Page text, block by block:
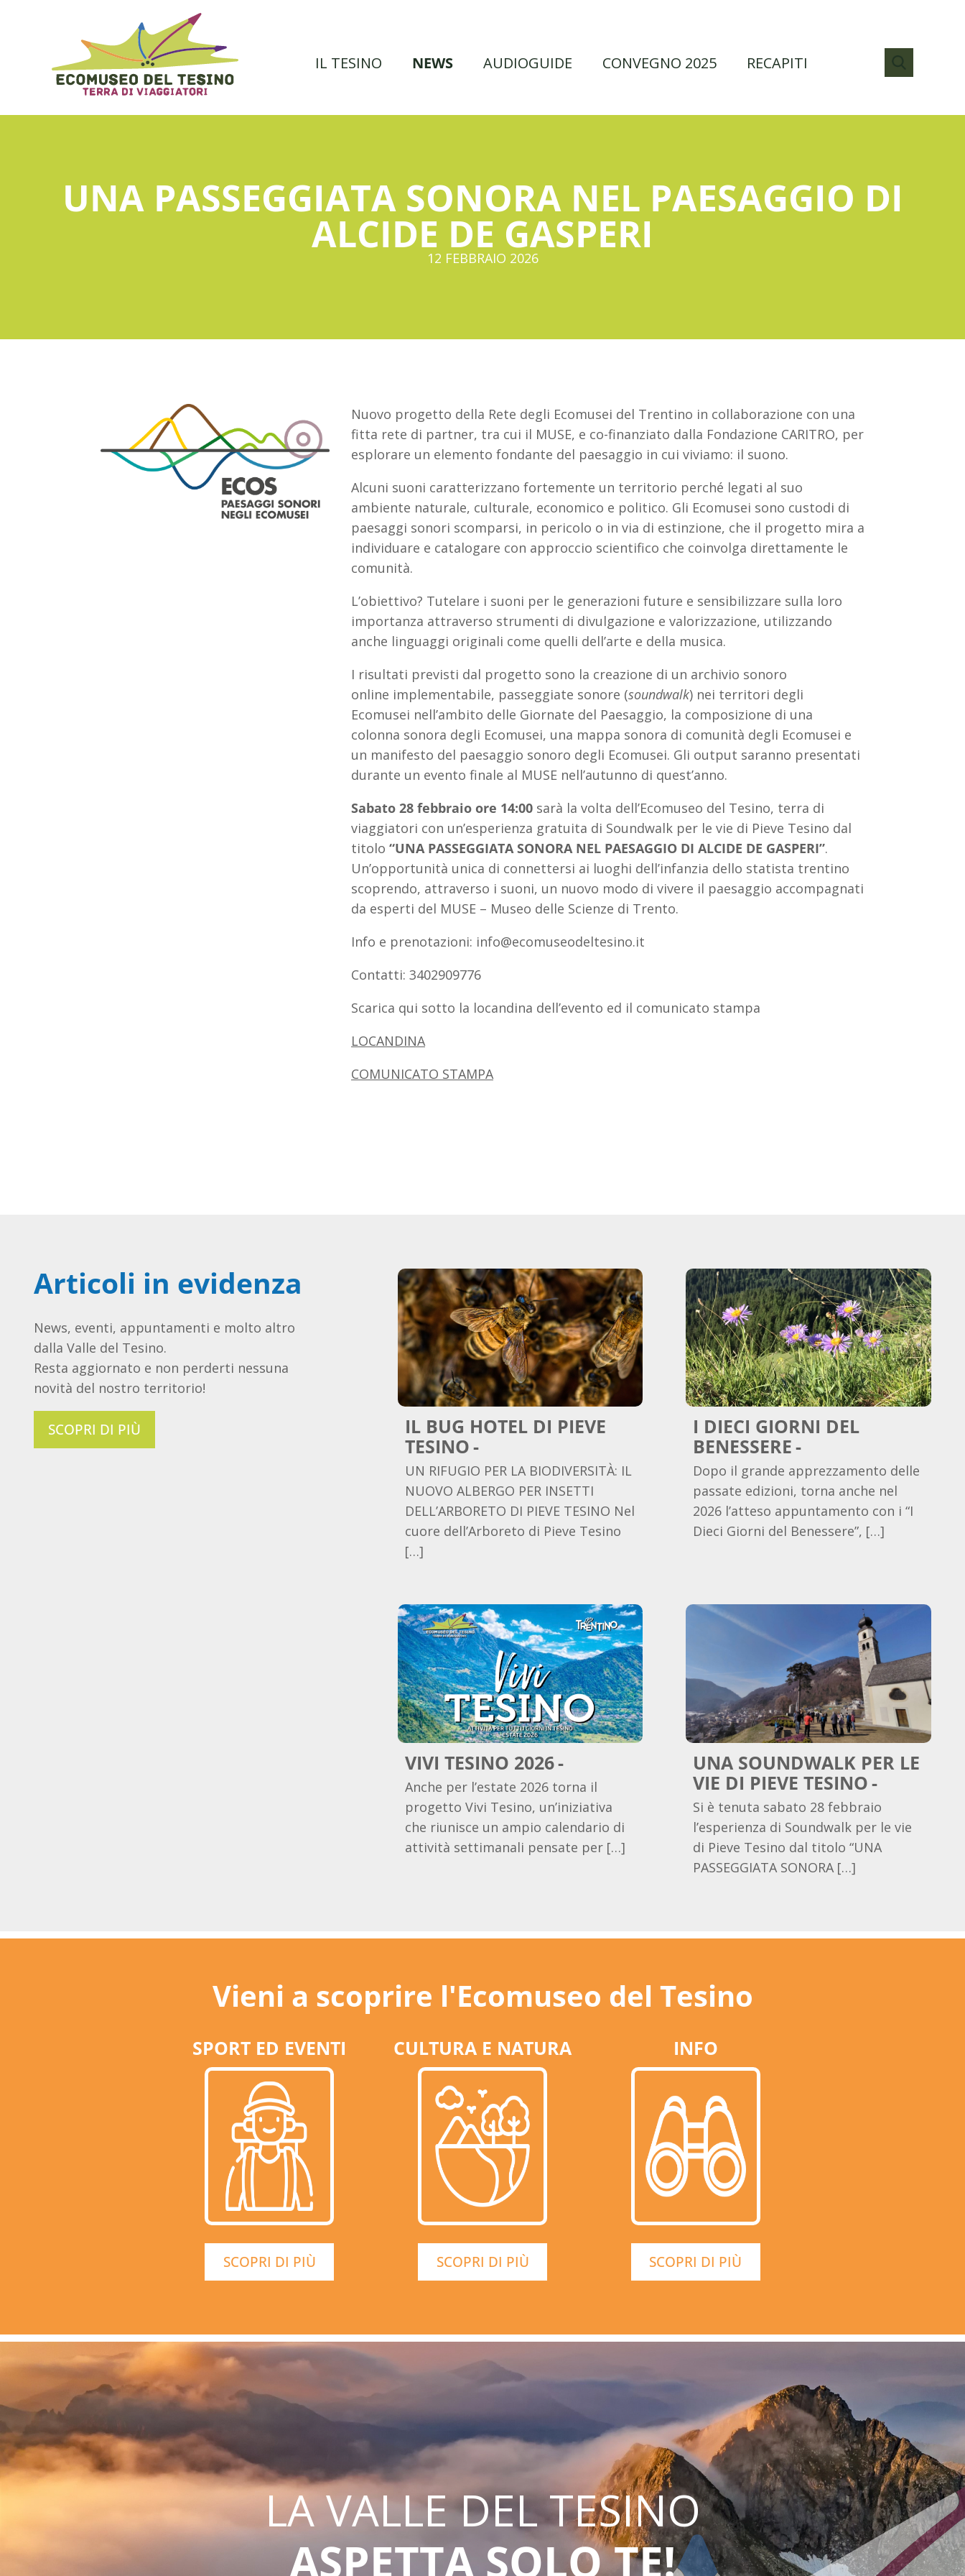
IL TESINO NEWS AUDIOGUIDE CONVEGNO 2025 RECAPITI
UNA PASSEGGIATA SONORA NEL PAESAGGIO DI
ALCIDE DE GASPERI
12 FEBBRAIO 2026
Nuovo progetto della Rete degli Ecomusei del Trentino in collaborazione con una
fitta rete di partner, tra cui il MUSE, e co-finanziato dalla Fondazione CARITRO, per
esplorare un elemento fondante del paesaggio in cui viviamo: il suono.
Alcuni suoni caratterizzano fortemente un territorio perché legati al suo
ambiente naturale, culturale, economico e politico. Gli Ecomusei sono custodi di
paesaggi sonori scomparsi, in pericolo o in via di estinzione, che il progetto mira a
individuare e catalogare con approccio scientifico che coinvolga direttamente le
comunità.
L’obiettivo? Tutelare i suoni per le generazioni future e sensibilizzare sulla loro
importanza attraverso strumenti di divulgazione e valorizzazione, utilizzando
anche linguaggi originali come quelli dell’arte e della musica.
I risultati previsti dal progetto sono la creazione di un archivio sonoro
online implementabile, passeggiate sonore (soundwalk) nei territori degli
Ecomusei nell’ambito delle Giornate del Paesaggio, la composizione di una
colonna sonora degli Ecomusei, una mappa sonora di comunità degli Ecomusei e
un manifesto del paesaggio sonoro degli Ecomusei. Gli output saranno presentati
durante un evento finale al MUSE nell’autunno di quest’anno.
Sabato 28 febbraio ore 14:00 sarà la volta dell’Ecomuseo del Tesino, terra di
viaggiatori con un’esperienza gratuita di Soundwalk per le vie di Pieve Tesino dal
titolo “UNA PASSEGGIATA SONORA NEL PAESAGGIO DI ALCIDE DE GASPERI”.
Un’opportunità unica di connettersi ai luoghi dell’infanzia dello statista trentino
scoprendo, attraverso i suoni, un nuovo modo di vivere il paesaggio accompagnati
da esperti del MUSE – Museo delle Scienze di Trento.
Info e prenotazioni: info@ecomuseodeltesino.it
Contatti: 3402909776
Scarica qui sotto la locandina dell’evento ed il comunicato stampa
LOCANDINA
COMUNICATO STAMPA
Articoli in evidenza
News, eventi, appuntamenti e molto altro
dalla Valle del Tesino.
Resta aggiornato e non perderti nessuna
novità del nostro territorio!
SCOPRI DI PIÙ
IL BUG HOTEL DI PIEVE
TESINO
UN RIFUGIO PER LA BIODIVERSITÀ: IL
NUOVO ALBERGO PER INSETTI
DELL’ARBORETO DI PIEVE TESINO Nel
cuore dell’Arboreto di Pieve Tesino
[…]
I DIECI GIORNI DEL
BENESSERE
Dopo il grande apprezzamento delle
passate edizioni, torna anche nel
2026 l’atteso appuntamento con i “I
Dieci Giorni del Benessere”, […]
VIVI TESINO 2026
Anche per l’estate 2026 torna il
progetto Vivi Tesino, un’iniziativa
che riunisce un ampio calendario di
attività settimanali pensate per […]
UNA SOUNDWALK PER LE
VIE DI PIEVE TESINO
Si è tenuta sabato 28 febbraio
l’esperienza di Soundwalk per le vie
di Pieve Tesino dal titolo “UNA
PASSEGGIATA SONORA […]
Vieni a scoprire l'Ecomuseo del Tesino
SPORT ED EVENTI
SCOPRI DI PIÙ
CULTURA E NATURA
SCOPRI DI PIÙ
INFO
SCOPRI DI PIÙ
LA VALLE DEL TESINO
ASPETTA SOLO TE!